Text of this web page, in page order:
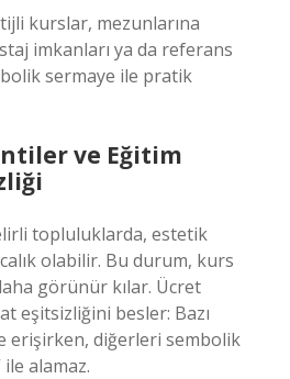
kurslar, mezunlarına
imkanları ya da referans
sermaye ile pratik
ve Eğitim
topluluklarda, estetik
olabilir. Bu durum, kurs
görünür kılar. Ücret
eşitsizliğini besler: Bazı
erişirken, diğerleri sembolik
alamaz.